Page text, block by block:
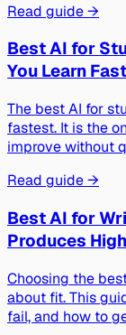
Read guide →
Best AI for
You Learn
The best AI for
fastest. It is the
improve without
Read guide →
Best AI for
Produces
Choosing the
about fit. This
fail, and how to